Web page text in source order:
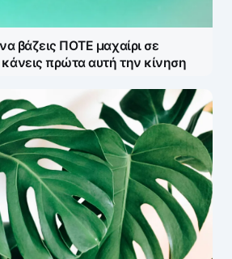
να βάζεις ΠΟΤΕ μαχαίρι σε
πρώτα αυτή την κίνηση